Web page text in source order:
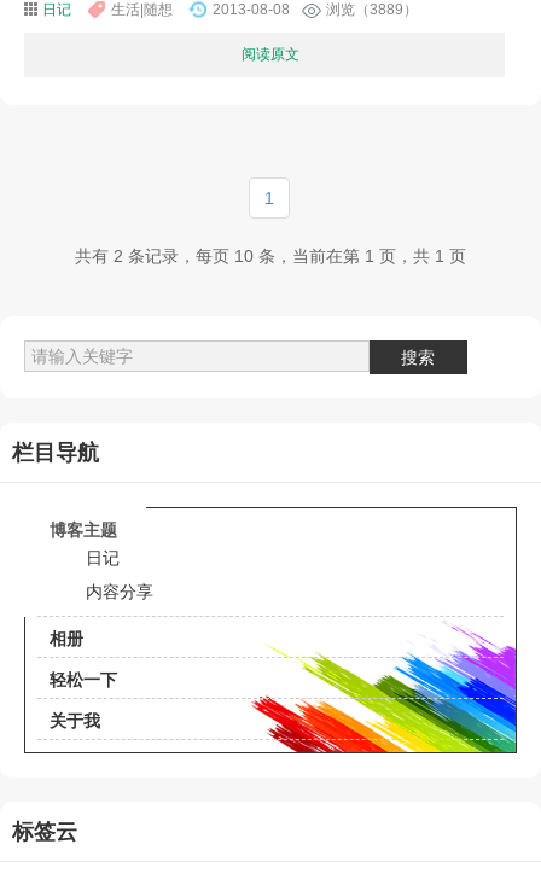
日记 生活|随想 2013-08-08 浏览（3889）
阅读原文
1
共有 2 条记录，每页 10 条，当前在第 1 页，共 1 页
栏目导航
博客主题
日记
内容分享
相册
轻松一下
关于我
标签云